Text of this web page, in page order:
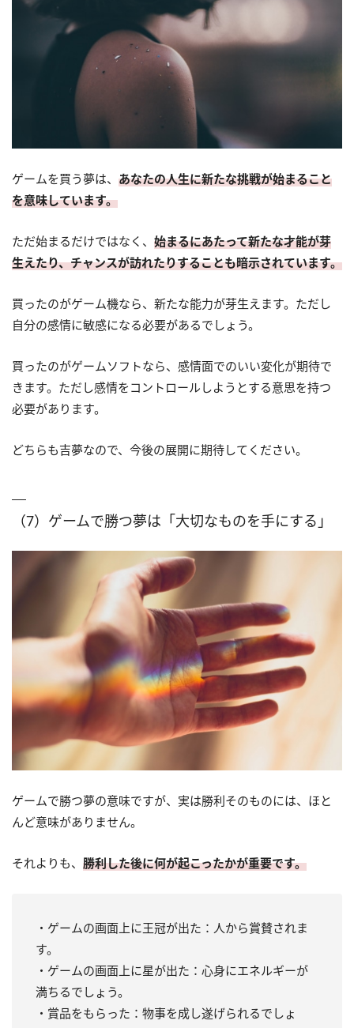
ゲームを買う夢は、 あなたの人生に新たな挑戦が始まること
を意味しています。
ただ始まるだけではなく、 始まるにあたって新たな才能が芽
生えたり、チャンスが訪れたりすることも暗示されています。
買ったのがゲーム機なら、新たな能力が芽生えます。ただし
自分の感情に敏感になる必要があるでしょう。
買ったのがゲームソフトなら、感情面でのいい変化が期待で
きます。ただし感情をコントロールしようとする意思を持つ
必要があります。
どちらも吉夢なので、今後の展開に期待してください。
（7）ゲームで勝つ夢は「大切なものを手にする」
ゲームで勝つ夢の意味ですが、実は勝利そのものには、ほと
んど意味がありません。
それよりも、 勝利した後に何が起こったかが重要です。
・ゲームの画面上に王冠が出た：人から賞賛されま
す。
・ゲームの画面上に星が出た：心身にエネルギーが
満ちるでしょう。
・賞品をもらった：物事を成し遂げられるでしょ